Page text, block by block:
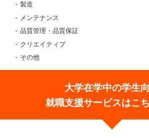
製造
メンテナンス
品質管理・品質保証
クリエイティブ
その他
大学在学中の学生
就職支援サービスはこ